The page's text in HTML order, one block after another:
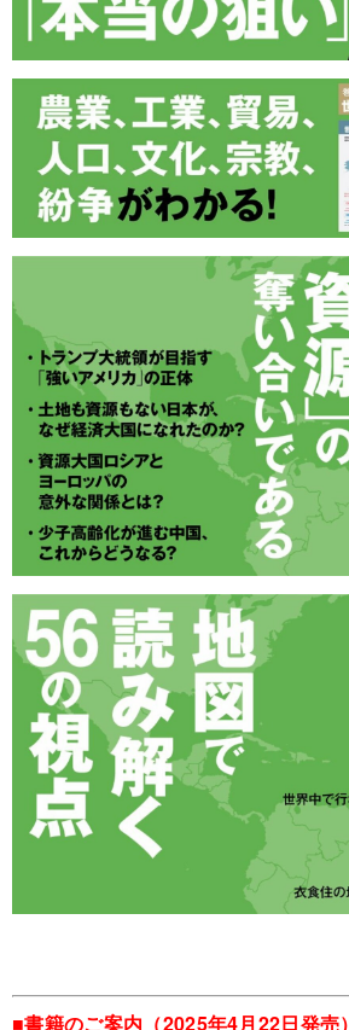
■書籍のご案内（2025年4月22日発売）